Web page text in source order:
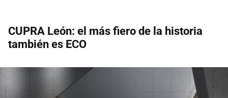
CUPRA León: el más fiero de la historia
también es ECO